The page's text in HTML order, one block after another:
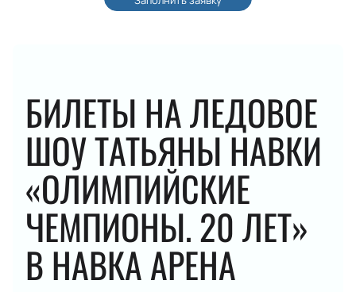
БИЛЕТЫ НА ЛЕДОВОЕ
ШОУ ТАТЬЯНЫ НАВКИ
«ОЛИМПИЙСКИЕ
ЧЕМПИОНЫ. 20 ЛЕТ»
В НАВКА АРЕНА